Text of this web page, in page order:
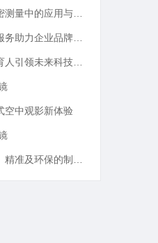
空中观影新体验